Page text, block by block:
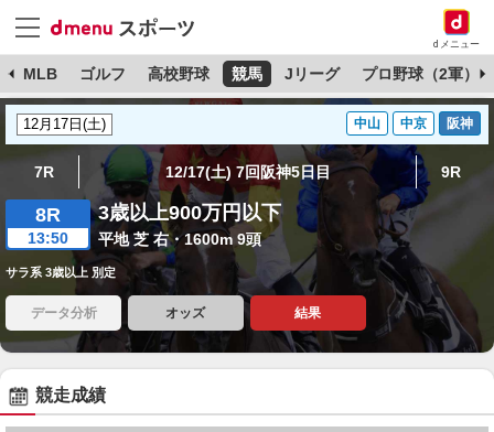
dメニュー
MLB ゴルフ 高校野球 競馬 Jリーグ プロ野球（2軍）
中山 中京 阪神
7R 12/17(土) 7回阪神5日目 9R
8R
13:50
3歳以上900万円以下
平地 芝 右・1600m 9頭
サラ系 3歳以上 別定
データ分析 オッズ 結果
競走成績